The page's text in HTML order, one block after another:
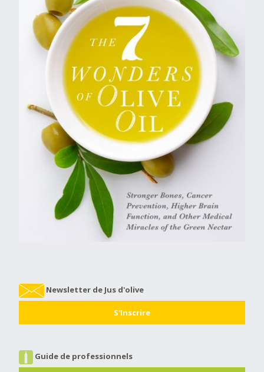
Newsletter de Jus d'olive
S'Inscrire
Guide de professionnels